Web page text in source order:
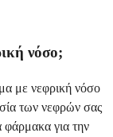
νόσο;
με νεφρική νόσο
των νεφρών σας
φάρμακα για την